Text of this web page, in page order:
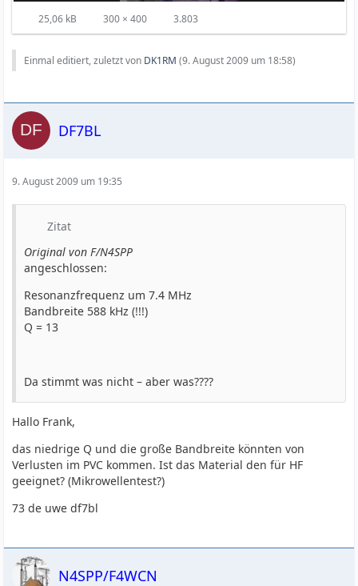
25,06 kB 300 × 400 3.803
Einmal editiert, zuletzt von DK1RM (9. August 2009 um 18:58)
DF7BL
9. August 2009 um 19:35
Zitat
Original von F/N4SPP
angeschlossen:
Resonanzfrequenz um 7.4 MHz
Bandbreite 588 kHz (!!!)
Q = 13
Da stimmt was nicht – aber was????
Hallo Frank,
das niedrige Q und die große Bandbreite könnten von
Verlusten im PVC kommen. Ist das Material den für HF
geeignet? (Mikrowellentest?)
73 de uwe df7bl
N4SPP/F4WCN